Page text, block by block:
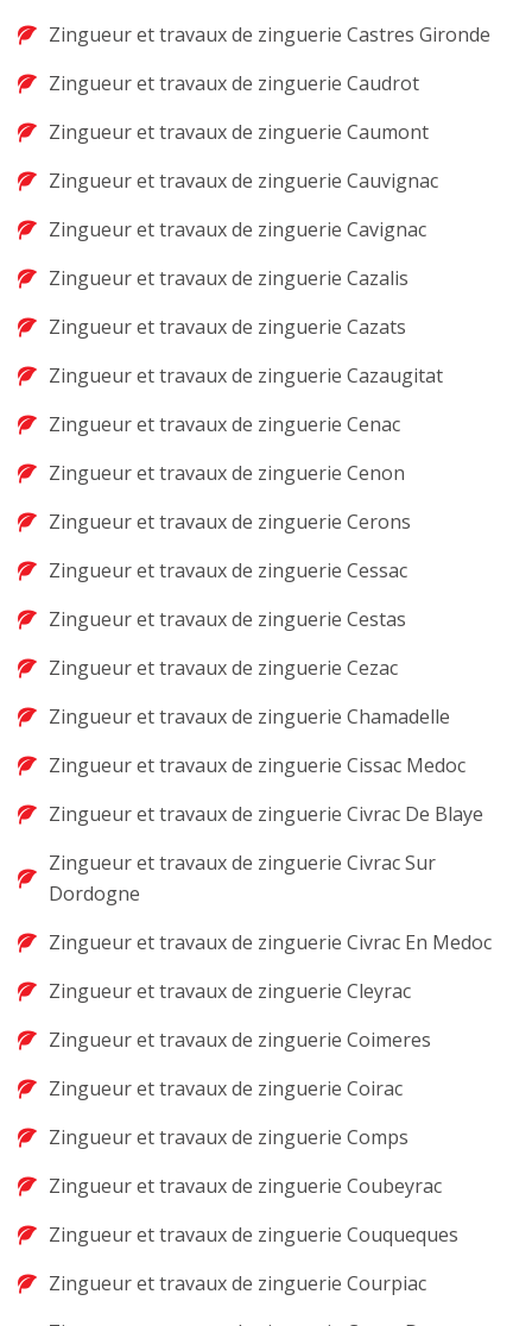
Zingueur et travaux de zinguerie Castres Gironde
Zingueur et travaux de zinguerie Caudrot
Zingueur et travaux de zinguerie Caumont
Zingueur et travaux de zinguerie Cauvignac
Zingueur et travaux de zinguerie Cavignac
Zingueur et travaux de zinguerie Cazalis
Zingueur et travaux de zinguerie Cazats
Zingueur et travaux de zinguerie Cazaugitat
Zingueur et travaux de zinguerie Cenac
Zingueur et travaux de zinguerie Cenon
Zingueur et travaux de zinguerie Cerons
Zingueur et travaux de zinguerie Cessac
Zingueur et travaux de zinguerie Cestas
Zingueur et travaux de zinguerie Cezac
Zingueur et travaux de zinguerie Chamadelle
Zingueur et travaux de zinguerie Cissac Medoc
Zingueur et travaux de zinguerie Civrac De Blaye
Zingueur et travaux de zinguerie Civrac Sur
Dordogne
Zingueur et travaux de zinguerie Civrac En Medoc
Zingueur et travaux de zinguerie Cleyrac
Zingueur et travaux de zinguerie Coimeres
Zingueur et travaux de zinguerie Coirac
Zingueur et travaux de zinguerie Comps
Zingueur et travaux de zinguerie Coubeyrac
Zingueur et travaux de zinguerie Couqueques
Zingueur et travaux de zinguerie Courpiac